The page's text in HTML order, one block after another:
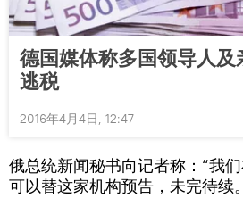
德国媒体称多国领导人及
逃税
2016年4月4日, 12:47
俄总统新闻秘书向记者称：“我
可以替这家机构预告，未完待续